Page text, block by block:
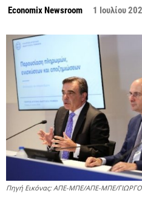
Economix Newsroom 1 Ιουλίου
Πηγή Εικόνας: ΑΠΕ-ΜΠΕ/ΑΠΕ-ΜΠΕ/